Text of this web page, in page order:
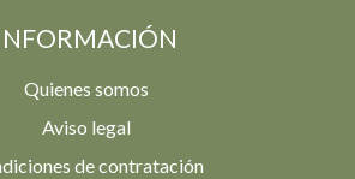
Quienes somos
Aviso legal
de contratación